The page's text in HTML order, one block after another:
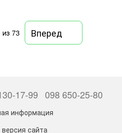
из 73 Вперед
17-99 098 650-25-80
информация
сайта